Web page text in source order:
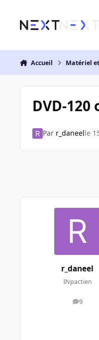
Accueil Matériel
DVD-120
Par r_daneelle
r_daneel
INpactien
9